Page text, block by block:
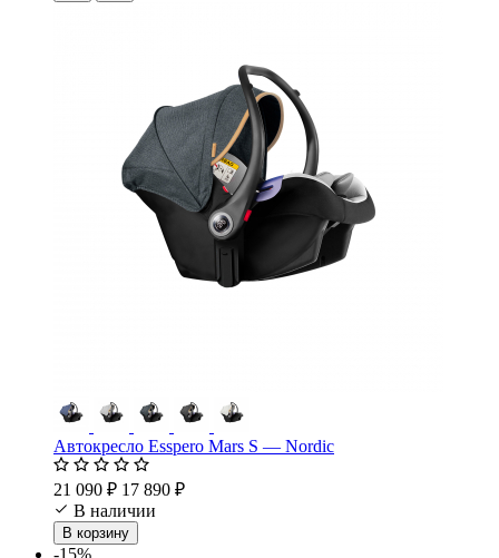
Автокресло Esspero Mars S — Nordic
21 090 ₽ 17 890 ₽
В наличии
В корзину
-15%